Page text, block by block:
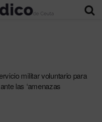
militar voluntario para
las ‘amenazas